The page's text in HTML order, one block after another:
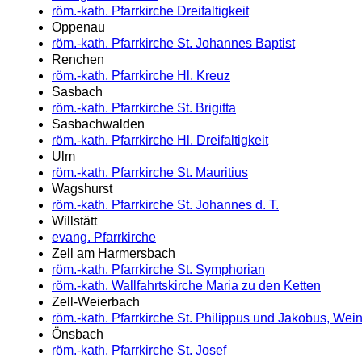
röm.-kath. Pfarrkirche Dreifaltigkeit
Oppenau
röm.-kath. Pfarrkirche St. Johannes Baptist
Renchen
röm.-kath. Pfarrkirche Hl. Kreuz
Sasbach
röm.-kath. Pfarrkirche St. Brigitta
Sasbachwalden
röm.-kath. Pfarrkirche Hl. Dreifaltigkeit
Ulm
röm.-kath. Pfarrkirche St. Mauritius
Wagshurst
röm.-kath. Pfarrkirche St. Johannes d. T.
Willstätt
evang. Pfarrkirche
Zell am Harmersbach
röm.-kath. Pfarrkirche St. Symphorian
röm.-kath. Wallfahrtskirche Maria zu den Ketten
Zell-Weierbach
röm.-kath. Pfarrkirche St. Philippus und Jakobus,
Önsbach
röm.-kath. Pfarrkirche St. Josef